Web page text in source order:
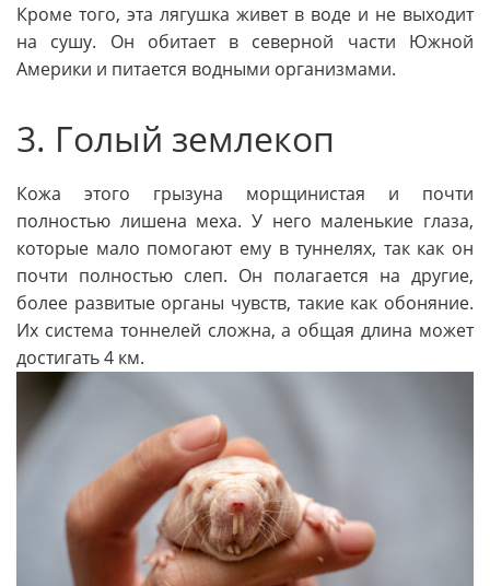
Кроме того, эта лягушка живет в воде и не выходит
на сушу. Он обитает в северной части Южной
Америки и питается водными организмами.
3. Голый землекоп
Кожа этого грызуна морщинистая и почти
полностью лишена меха. У него маленькие глаза,
которые мало помогают ему в туннелях, так как он
почти полностью слеп. Он полагается на другие,
более развитые органы чувств, такие как обоняние.
Их система тоннелей сложна, а общая длина может
достигать 4 км.